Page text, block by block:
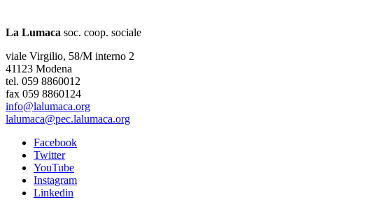
La Lumaca soc. coop. sociale
viale Virgilio, 58/M interno 2
41123 Modena
tel. 059 8860012
fax 059 8860124
info@lalumaca.org
lalumaca@pec.lalumaca.org
Facebook
Twitter
YouTube
Instagram
Linkedin